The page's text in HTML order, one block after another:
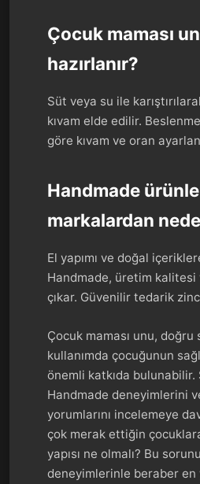
Çocuk maması
hazırlanır?
Süt veya su ile
kıvam elde edilir.
göre kıvam ve oran
Handmade
markalardan
El yapımı ve doğal
Handmade, üretim kalitesi
çıkar. Güvenilir tedarik
Çocuk maması unu, doğru
kullanımda çocuğunun
önemli katkıda bulunabilir.
Handmade deneyimlerini
yorumlarını incelemeye
çok merak ettiğin
yapısı ne olmalı? Bu
deneyimlerinle beraber en